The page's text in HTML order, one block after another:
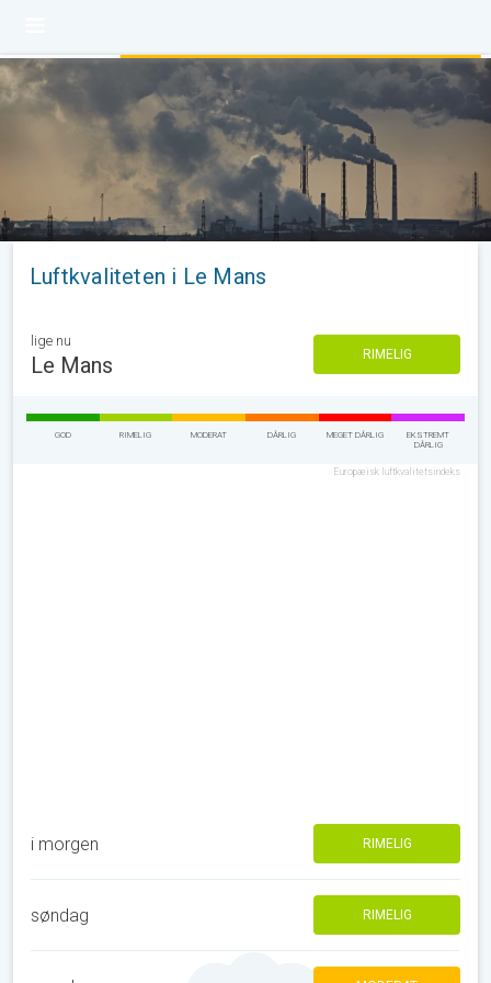
Luftkvaliteten i Le Mans
lige nu
Le Mans RIMELIG
GOD RIMELIG MODERAT DÅRLIG MEGET DÅRLIG
EKSTREMT
DÅRLIG
Europæisk luftkvalitetsindeks
i morgen RIMELIG
søndag RIMELIG